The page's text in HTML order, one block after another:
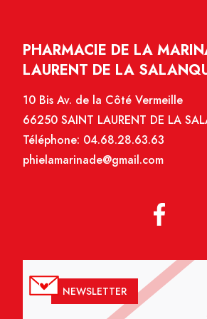
PHARMACIE DE LA
LAURENT DE LA
10 Bis Av. de la Côté Vermeille
66250 SAINT LAURENT DE LA
Téléphone: 04.68.28.63.63
phielamarinade@gmail.com
NEWSLETTER